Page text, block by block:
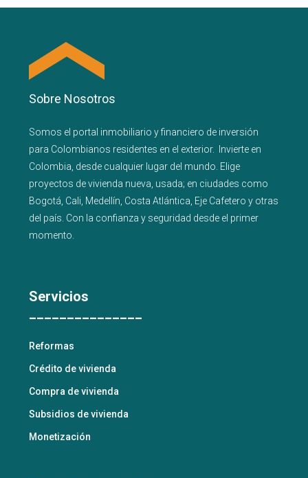
Sobre Nosotros
Somos el portal inmobiliario yfinanciero de inversión
para Colombianos residentes en el exterior.
Invierte en
Colombia, desde cualquier lugar del mundo. Elige
proyectos devivienda nueva usada; en ciudades como
Bogotá Cali Medellín Costa Atlántica Eje Cafetero y otras
del país . Con la confianza y seguridad desde el primer
momento.
Servicios
_______________
Reformas
Crédito de vivienda
Compra de vivienda
Subsidios de vivienda
Monetización